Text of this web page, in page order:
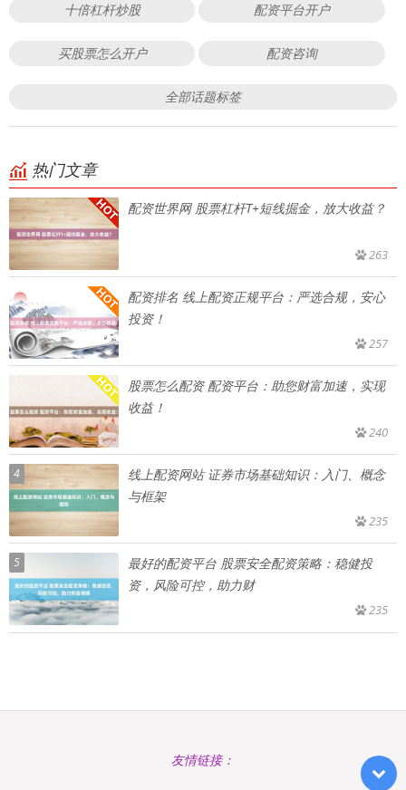
十倍杠杆炒股 配资平台开户
买股票怎么开户 配资咨询
全部话题标签
热门文章
配资世界网 股票杠杆T+短线掘金，放大收益？
263
配资排名 线上配资正规平台：严选合规，安心
投资！
257
股票怎么配资 配资平台：助您财富加速，实现
收益！
240
4
线上配资网站 证券市场基础知识：入门、概念
与框架
235
5
最好的配资平台 股票安全配资策略：稳健投
资，风险可控，助力财
235
友情链接：